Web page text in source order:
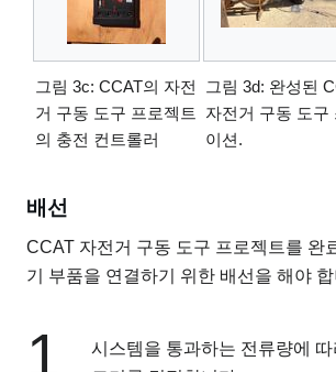
그림 3c: CCAT의 자전
거 구동 도구 프로젝트
의 충전 컨트롤러
그림 3d: 완성된
자전거 구동 도구
이션.
배선
CCAT 자전거 구동 도구 프로젝트를 완
기 부품을 연결하기 위한 배선을 해야
1
시스템을 통과하는 전류량에 따